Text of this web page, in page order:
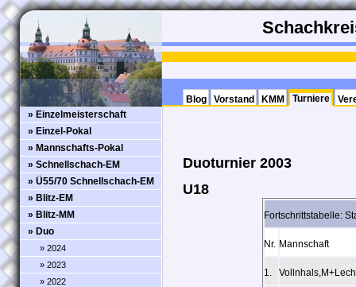
Blog Vorstand KMM Turniere
» Einzelmeisterschaft
» Einzel-Pokal
» Mannschafts-Pokal
» Schnellschach-EM
» Ü55/70 Schnellschach-EM
» Blitz-EM
» Blitz-MM
» Duo
» 2024
» 2023
» 2022
Duoturnier 2003
U18
Fortschrittstabelle:
Nr. Mannschaft
1.